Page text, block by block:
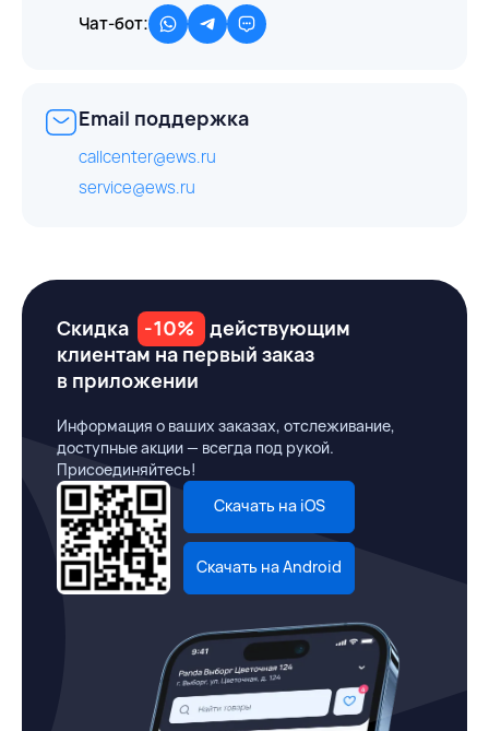
Чат-бот:
Email поддержка
callcenter@ews.ru
service@ews.ru
Скидка -10%
действующим
клиентам на первый заказ
в приложении
Информация о ваших заказах, отслеживание,
доступные акции — всегда под рукой.
Присоединяйтесь!
Скачать на iOS
Скачать на Android